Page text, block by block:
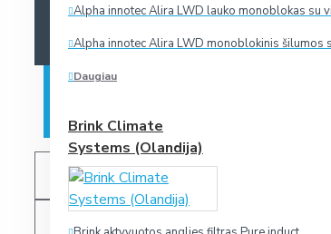
Alpha innotec Alira LWD lauko monoblokas su
Alpha innotec Alira LWD monoblokinis
Daugiau
Brink Climate
Systems (Olandija)
Į KREPŠELĮ
PAGEIDAUTI